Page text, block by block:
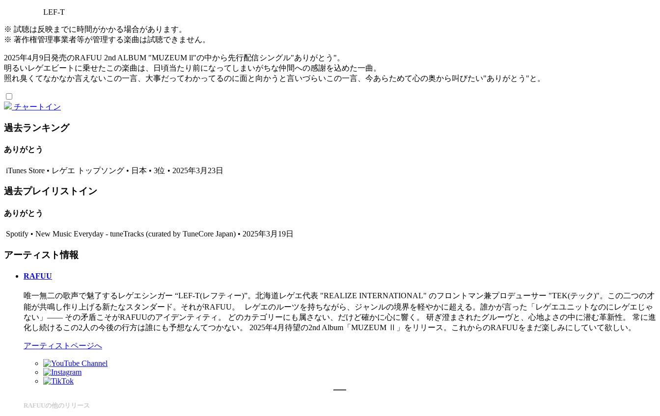
LEF-T
※ 試聴は反映までに時間がかかる場合があります。
※ 著作権管理事業者等が管理する楽曲は試聴できません。
2025年4月9日発売のRAFUU 2nd ALBUM "MUZEUM ll"の中から先行配信シングル"ありがとう"。
明るいレゲエビートに乗せたこの楽曲は、日頃当たり前になってしまいがちな仲間への感謝を込めた一曲。
照れ臭くてなかなか言えないこの一言、大事だってわかってるのに面と向かうと言いづらいこの一言、今あらためて心の奥から叫びたい"ありがとう"と。
チャートイン
過去ランキング
ありがとう
iTunes Store • レゲエ トップソング • 日本 • 3位 • 2025年3月23日
過去プレイリストイン
ありがとう
Spotify • New Music Everyday - tuneTracks (curated by TuneCore Japan) • 2025年3月19日
アーティスト情報
RAFUU
唯一無二の歌声で魅了するレゲエシンガー “LEF-T(レフティー)”。北海道レゲエ代表 "REALIZE INTERNATIONAL" のフロントマン兼プロデューサー "TEK(テック)"。この二つの才
能が共鳴し作り上げる新たなスタンダード。それがRAFUU。 レゲエのルーツを持ちながら、ジャンルの境界を軽やかに超える。誰かが言った「レゲエユニットなのにレゲエじゃ
ない」—— その矛盾こそがRAFUUのアイデンティティ。 どのカテゴリーにも属さない、だけど確かに心に響く。 研ぎ澄まされたグルーヴと、心地よさの中に潜む革新性。 常に進
化し続けるこの2人の今後の行方は誰にも予想なんてつかない。 2025年4月待望の2nd Album「MUZEUM Ⅱ」をリリース。これからのRAFUUをまだ楽しみにしていて欲しい。
アーティストページへ
RAFUUの他のリリース